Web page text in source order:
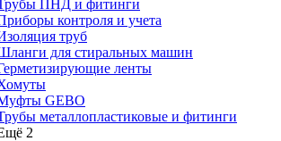
ПНД и фитинги
контроля и учета
труб
для стиральных машин
ленты
GEBO
металлопластиковые и фитинги
2